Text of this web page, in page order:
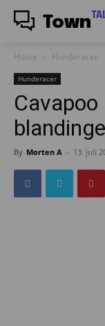
Town
Home Hunderacer
Hunderacer
By Morten A - 13. juli